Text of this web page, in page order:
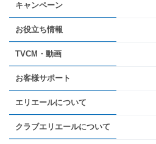
キャンペーン
お役立ち情報
TVCM・動画
お客様サポート
エリエールについて
クラブエリエールについて